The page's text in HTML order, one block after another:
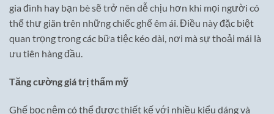
gia đình hay bạn bè sẽ trở nên dễ chịu hơn khi mọi người có
thể thư giãn trên những chiếc ghế êm ái. Điều này đặc biệt
quan trọng trong các bữa tiệc kéo dài, nơi mà sự thoải mái là
ưu tiên hàng đầu.
Tăng cường giá trị thẩm mỹ
Ghế bọc nệm có thể được thiết kế với nhiều kiểu dáng và